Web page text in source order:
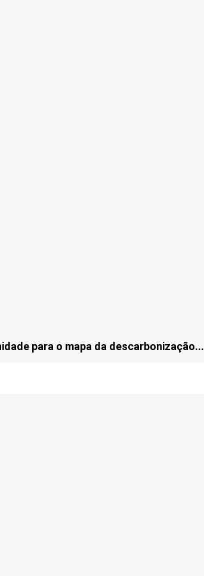
para o mapa da descarbonização...